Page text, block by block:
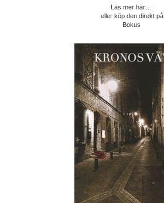
Läs mer här…
eller köp den direkt på
Bokus